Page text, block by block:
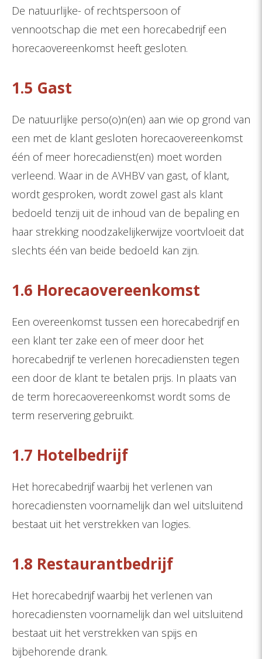
De natuurlijke- of rechtspersoon of
vennootschap die met een horecabedrijf een
horecaovereenkomst heeft gesloten.
1.5 Gast
De natuurlijke perso(o)n(en) aan wie op grond van
een met de klant gesloten horecaovereenkomst
één of meer horecadienst(en) moet worden
verleend. Waar in de AVHBV van gast, of klant,
wordt gesproken, wordt zowel gast als klant
bedoeld tenzij uit de inhoud van de bepaling en
haar strekking noodzakelijkerwijze voortvloeit dat
slechts één van beide bedoeld kan zijn.
1.6 Horecaovereenkomst
Een overeenkomst tussen een horecabedrijf en
een klant ter zake een of meer door het
horecabedrijf te verlenen horecadiensten tegen
een door de klant te betalen prijs. In plaats van
de term horecaovereenkomst wordt soms de
term reservering gebruikt.
1.7 Hotelbedrijf
Het horecabedrijf waarbij het verlenen van
horecadiensten voornamelijk dan wel uitsluitend
bestaat uit het verstrekken van logies.
1.8 Restaurantbedrijf
Het horecabedrijf waarbij het verlenen van
horecadiensten voornamelijk dan wel uitsluitend
bestaat uit het verstrekken van spijs en
bijbehorende drank.